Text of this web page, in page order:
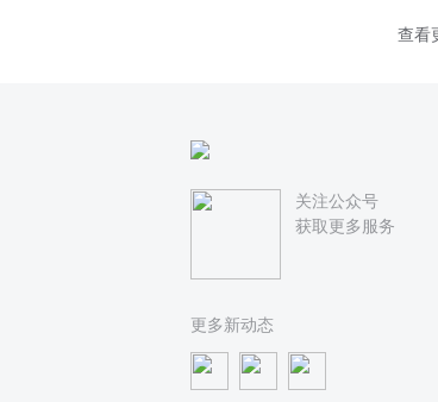
查看
关注公众号
获取更多服务
更多新动态